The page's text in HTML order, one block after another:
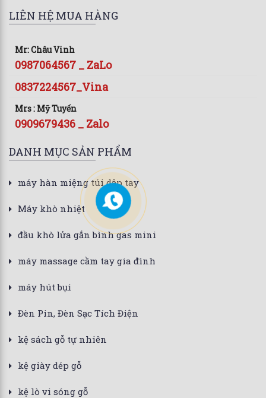
LIÊN HỆ MUA HÀNG
Mr: Châu Vinh
0987064567 _ ZaLo
0837224567_Vina
Mrs : Mỹ Tuyến
0909679436 _ Zalo
DANH MỤC SẢN PHẨM
máy hàn miệng túi dập tay
Máy khò nhiệt
đầu khò lửa gắn bình gas mini
máy massage cầm tay gia đình
máy hút bụi
Đèn Pin, Đèn Sạc Tích Điện
kệ sách gỗ tự nhiên
kệ giày dép gỗ
kệ lò vi sóng gỗ